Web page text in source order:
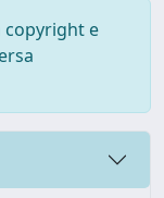
copyright e